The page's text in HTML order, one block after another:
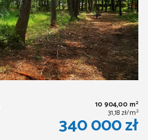
10 904,00 m2
31,18 zł/m2
340 000 zł